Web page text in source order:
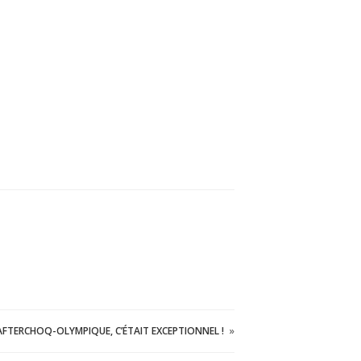
OLYMPIQUE, C’ÉTAIT EXCEPTIONNEL ! »